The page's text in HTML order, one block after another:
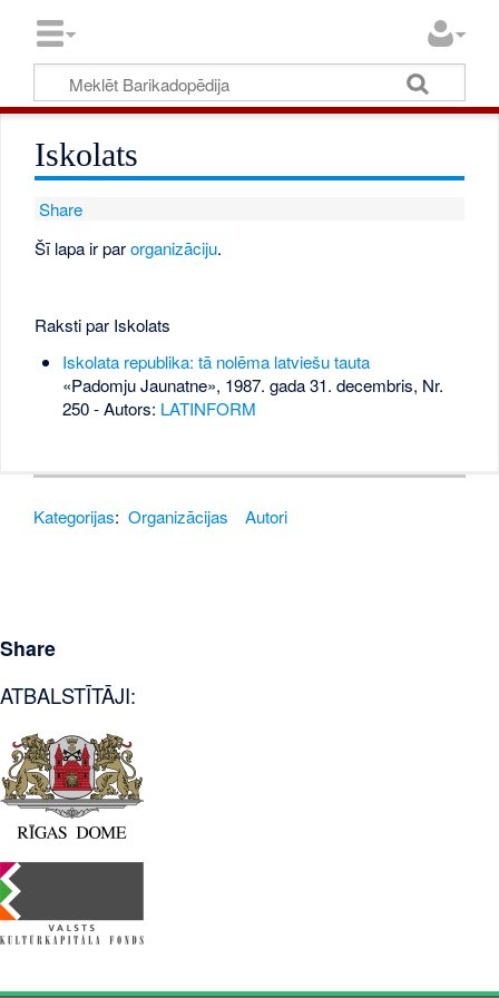
Iskolats
Share
Šī lapa ir parorganizāciju.
Raksti par Iskolats
Iskolata republika: tā nolēma latviešu tauta
«Padomju Jaunatne», 1987. gada 31. decembris, Nr.
250- Autors: LATINFORM
Kategorijas: Organizācijas Autori
Share
ATBALSTĪTĀJI: